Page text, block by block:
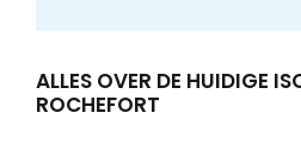
ALLES OVER DE HUIDIGE
ROCHEFORT